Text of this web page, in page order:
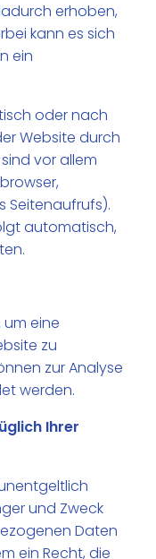
erhoben,
kann es sich
ein
oder nach
Website durch
vor allem
Seitenaufrufs).
automatisch,
um eine
zu
zur Analyse
werden.
Ihrer
und Zweck
Daten
ein Recht, die